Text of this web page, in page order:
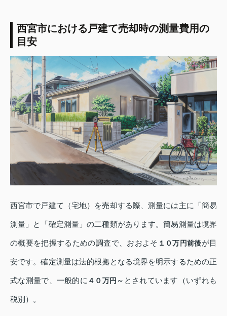
西宮市における戸建て売却時の測量費用の
目安
西宮市で戸建て（宅地）を売却する際、測量には主に「簡易
測量」と「確定測量」の二種類があります。簡易測量は境界
の概要を把握するための調査で、おおよそ １０万円前後が目
安です。確定測量は法的根拠となる境界を明示するための正
式な測量で、一般的に ４０万円～ とされています（いずれも
税別）。